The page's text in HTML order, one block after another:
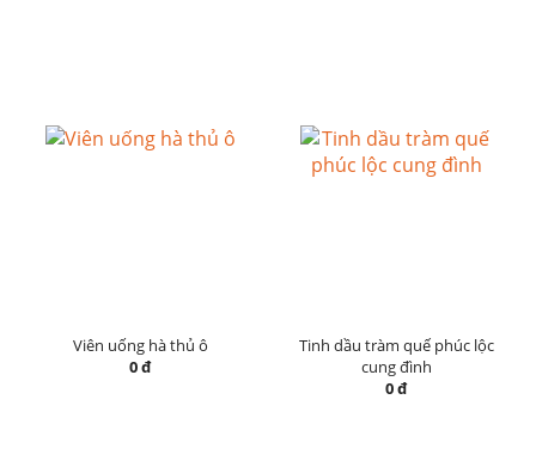
Viên uống hà thủ ô
0 đ
Tinh dầu tràm quế phúc lộc
cung đình
0 đ